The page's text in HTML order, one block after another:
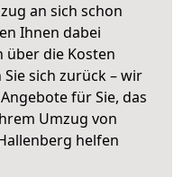
an sich schon
Ihnen dabei
über die Kosten
sich zurück – wir
für Sie, das
Umzug von
helfen